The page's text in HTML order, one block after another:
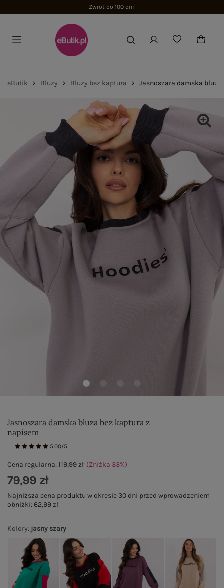
Zwrot do 100 dni
eButik Bluzy Bluzy bez kaptura Jasnoszara damska
Jasnoszara damska bluza bez kaptura z
napisem
5.00/5
Kolory: jasny szary
Cena regularna:119,99 zł (Zniżka 33%)
79,99 zł
Najniższa cena produktu w okresie 30 dni przed wprowadzeniem
obniżki:62,99 zł